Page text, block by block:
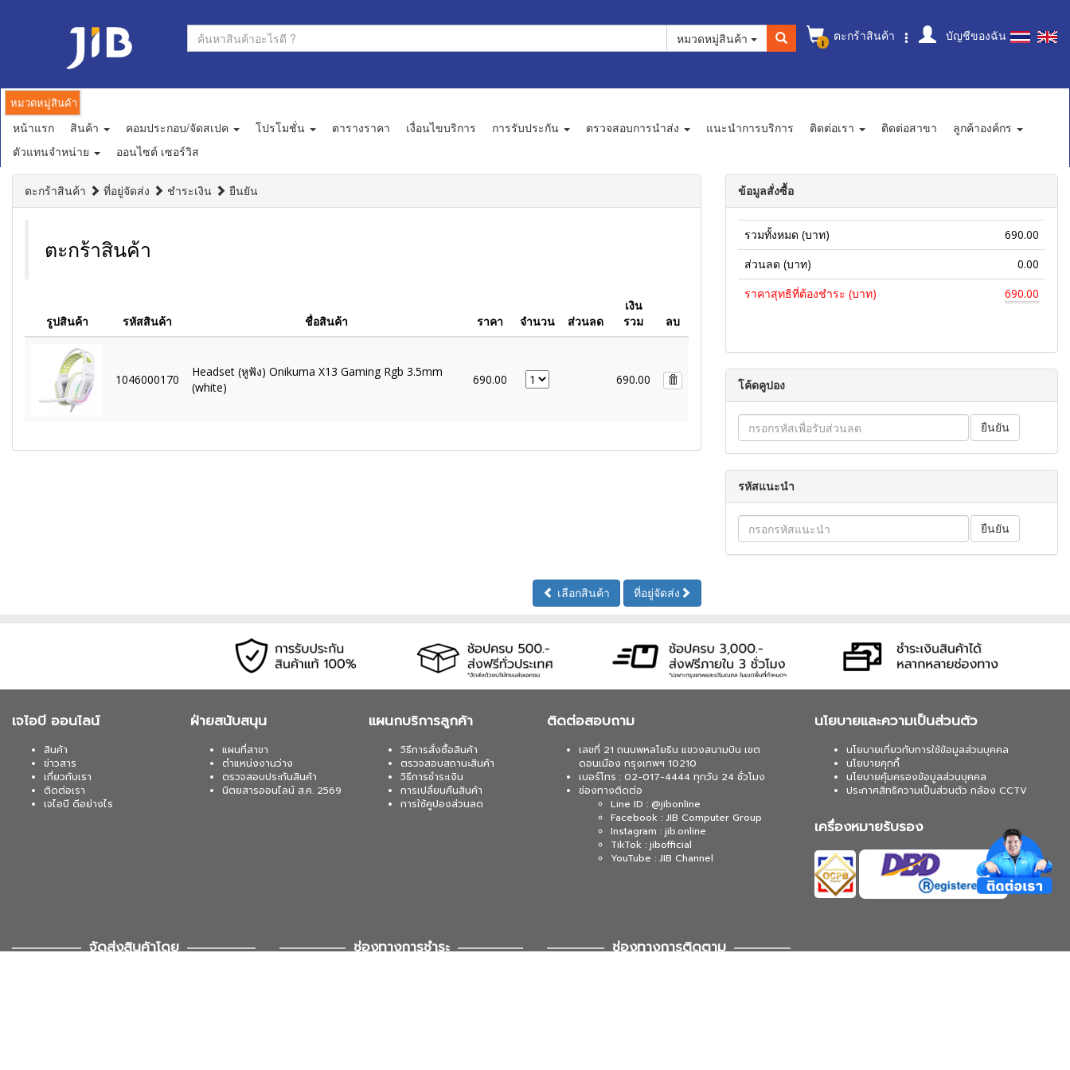
1 ตะกร้าสินค้า บัญชีของฉัน
หมวดหมู่สินค้า
หมวดหมู่สินค้า
หน้าแรก สินค้า คอมประกอบ/จัดสเปค โปรโมชั่น ตารางราคา เงื่อนไขบริการ การรับประกัน ตรวจสอบการนำส่ง แนะนำการบริการ ติดต่อเรา ติดต่อสาขา
ลูกค้าองค์กร
ตัวแทนจำหน่าย
ออนไซต์ เซอร์วิส
ตะกร้าสินค้า ที่อยู่จัดส่ง ชำระเงิน ยืนยัน
ตะกร้าสินค้า
รูปสินค้า รหัสสินค้า ชื่อสินค้า ราคา จำนวน ส่วนลด
เงิน
รวม
ลบ
1046000170
Headset (หูฟัง) Onikuma X13 Gaming Rgb 3.5mm
(white)
690.00 690.00
ข้อมูลสั่งซื้อ
รวมทั้งหมด (บาท)
690.00
ส่วนลด (บาท)
0.00
ราคาสุทธิที่ต้องชำระ (บาท)
690.00
โค้ดคูปอง
รหัสแนะนำ
เลือกสินค้า ที่อยู่จัดส่ง
เจไอบี ออนไลน์
สินค้า
ข่าวสาร
เกี่ยวกับเรา
ติดต่อเรา
เจไอบี ดีอย่างไร
ฝ่ายสนับสนุน
แผนที่สาขา
ตำแหน่งงานว่าง
ตรวจสอบประกันสินค้า
นิตยสารออนไลน์ ส.ค. 2569
แผนกบริการลูกค้า
วิธีการสั่งซื้อสินค้า
ตรวจสอบสถานะสินค้า
วิธีการชำระเงิน
การเปลี่ยนคืนสินค้า
การใช้คูปองส่วนลด
ติดต่อสอบถาม
เลขที่ 21 ถนนพหลโยธิน แขวงสนามบิน เขต
ดอนเมือง กรุงเทพฯ 10210
เบอร์โทร : 02-017-4444 ทุกวัน 24 ชั่วโมง
ช่องทางติดต่อ
Line ID : @jibonline
Facebook : JIB Computer Group
Instagram : jib.online
TikTok : jibofficial
YouTube : JIB Channel
นโยบายและความเป็นส่วนตัว
นโยบายเกี่ยวกับการใช้ข้อมูลส่วนบุคคล
นโยบายคุกกี้
นโยบายคุ้มครองข้อมูลส่วนบุคคล
ประกาศสิทธิความเป็นส่วนตัว กล้อง CCTV
เครื่องหมายรับรอง
จัดส่งสินค้าโดย ช่องทางการชำระ ช่องทางการติดตาม